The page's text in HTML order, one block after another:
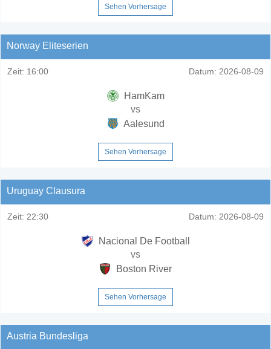
Sehen Vorhersage
Norway Eliteserien
Zeit: 16:00 Datum: 2026-08-09
HamKam
vs
Aalesund
Sehen Vorhersage
Uruguay Clausura
Zeit: 22:30 Datum: 2026-08-09
Nacional De Football
vs
Boston River
Sehen Vorhersage
Austria Bundesliga